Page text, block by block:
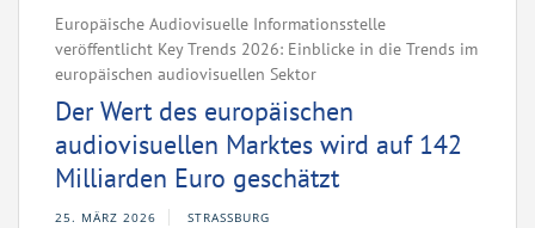
Europäische Audiovisuelle Informationsstelle
veröffentlicht Key Trends 2026: Einblicke in die Trends im
europäischen audiovisuellen Sektor
Der Wert des europäischen
audiovisuellen Marktes wird auf 142
Milliarden Euro geschätzt
25. MÄRZ 2026 STRASSBURG